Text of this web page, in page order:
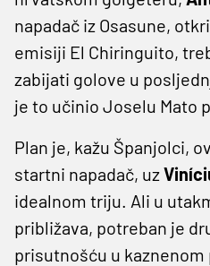
napadač iz Osasune,
emisiji El Chiringuito,
zabijati golove u
je to učinio Joselu Mato
Plan je, kažu Španjolci,
startni napadač, uz
idealnom triju. Ali u
približava, potreban je
prisutnošću u